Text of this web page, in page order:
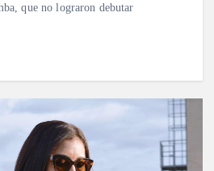
que no lograron debutar